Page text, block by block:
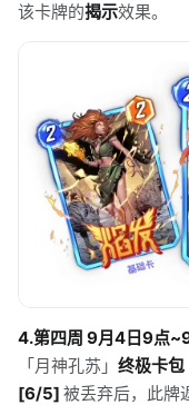
该卡牌的揭示效果。
4.第四周 9月4日9点
「月神孔苏」 终极卡包
[6/5] 被丢弃后，此牌